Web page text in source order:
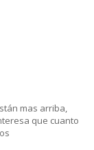
mas arriba,
que cuanto